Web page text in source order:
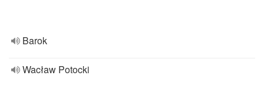
Barok
Wacław Potocki